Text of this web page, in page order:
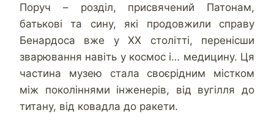
Поруч – розділ, присвячений Патонам,
батькові та сину, які продовжили справу
Бенардоса вже у ХХ столітті, перенісши
зварювання навіть у космос і… медицину. Ця
частина музею стала своєрідним містком
між поколіннями інженерів, від вугілля до
титану, від ковадла до ракети.